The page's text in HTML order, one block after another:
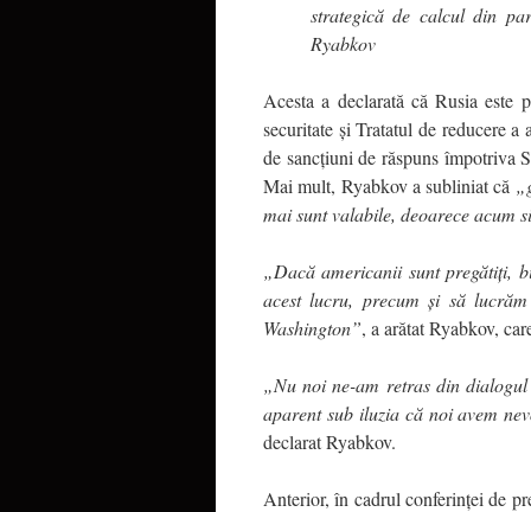
strategică de calcul din
Ryabkov
Acesta a declarată că Rusia este
securitate și Tratatul de reducere
de sancțiuni de răspuns împotriva
Mai mult, Ryabkov a subliniat că
mai sunt valabile, deoarece acum
„Dacă americanii sunt pregătiți,
acest lucru, precum și să
Washington”, a arătat Ryabkov,
„Nu noi ne-am retras din dialogul
aparent sub iluzia că noi avem
declarat Ryabkov.
Anterior, în cadrul conferinței de